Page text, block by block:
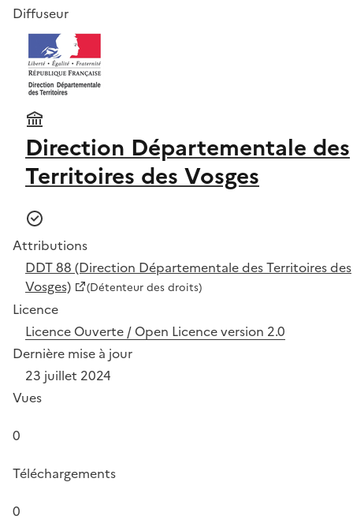
Diffuseur
Direction Départementale des
Territoires des Vosges
Attributions
DDT 88 (Direction Départementale des Territoires des
Vosges)
(Détenteur des droits)
Licence
Licence Ouverte / Open Licence version 2.0
Dernière mise à jour
23 juillet 2024
Vues
0
Téléchargements
0